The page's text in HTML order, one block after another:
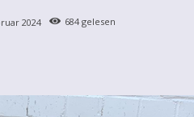
2024 684 gelesen